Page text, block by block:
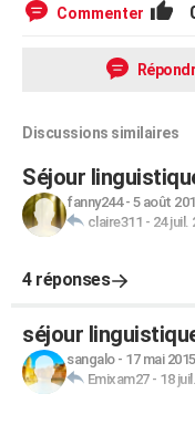
Commenter
Discussions similaires
Séjour
fanny244- 5 août
claire311 - 24 juil.
4 réponses
séjour
sangalo- 17 mai
Emixam27- 18